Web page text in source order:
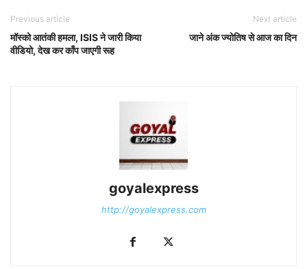
Previous article
मॉस्को आतंकी हमला, ISIS ने जारी किया
वीडियो, देख कर काँप जाएगी रूह
Next article
जाने अंक ज्योतिष से आज का दिन
goyalexpress
http://goyalexpress.com